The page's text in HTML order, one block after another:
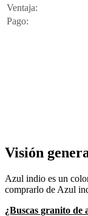
Ventaja:
Pago:
Visión
Azul indio es un
comprarlo de Azul
¿Buscas granito de